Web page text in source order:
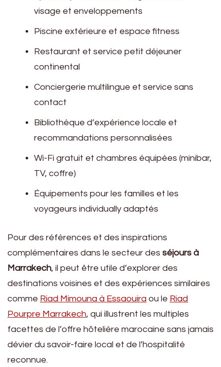
visage et enveloppements
Piscine extérieure et espace fitness
Restaurant et service petit déjeuner
continental
Conciergerie multilingue et service sans
contact
Bibliothèque d’expérience locale et
recommandations personnalisées
Wi-Fi gratuit et chambres équipées (minibar,
TV, coffre)
Équipements pour les familles et les
voyageurs individually adaptés
Pour des références et des inspirations
complémentaires dans le secteur des séjours à
Marrakech, il peut être utile d’explorer des
destinations voisines et des expériences similaires
comme Riad Mimouna à Essaouira ou le Riad
Pourpre Marrakech, qui illustrent les multiples
facettes de l’offre hôtelière marocaine sans jamais
dévier du savoir-faire local et de l’hospitalité
reconnue.